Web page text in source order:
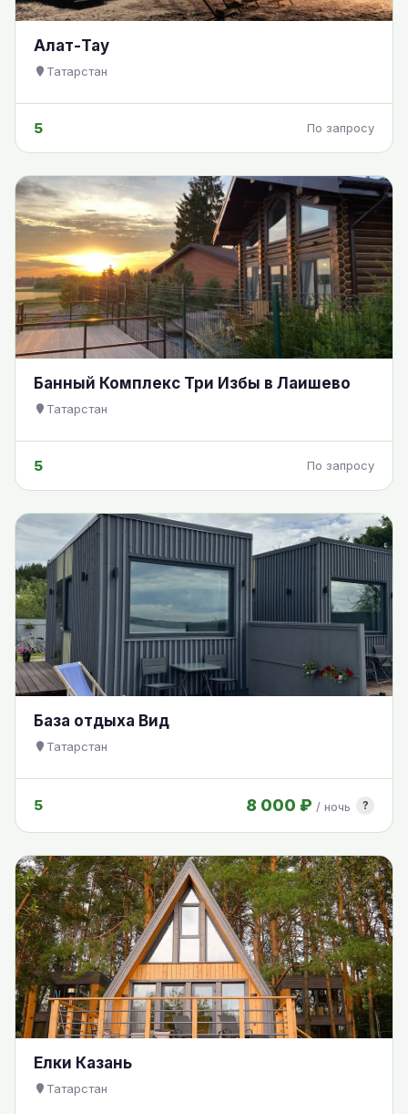
Алат-Тау
Татарстан
5 По запросу
Банный Комплекс Три Избы в Лаишево
Татарстан
5 По запросу
База отдыха Вид
Татарстан
5 8 000 ₽ / ночь ?
Елки Казань
Татарстан